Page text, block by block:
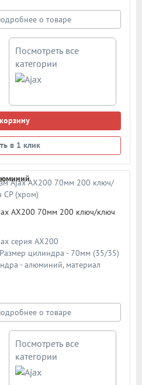
о товаре
Посмотреть все
категории
в 1 клик
AX200 70мм 200 ключ/ключ
серия AX200
цилиндра - 70мм (35/35)
- алюминий, материал
о товаре
Посмотреть все
категории